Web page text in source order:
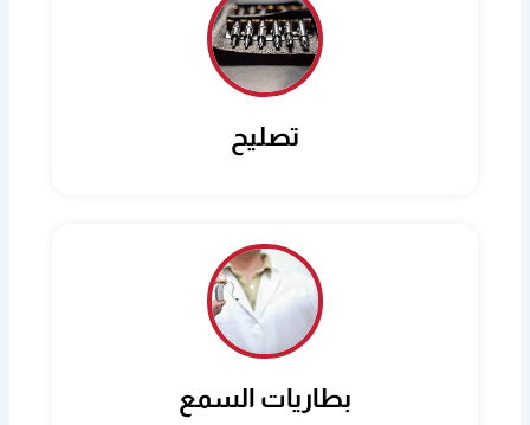
تصليح
بطاريات السمع